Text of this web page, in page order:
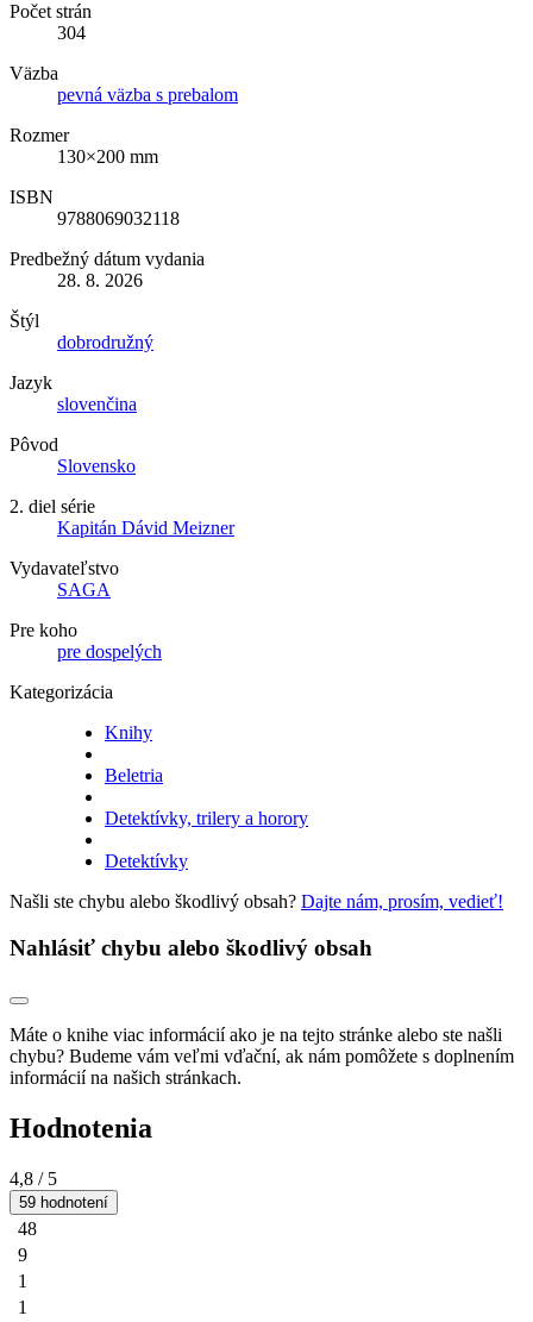
Počet strán
304
Väzba
pevná väzba s prebalom
Rozmer
130×200 mm
ISBN
9788069032118
Predbežný dátum vydania
28. 8. 2026
Štýl
dobrodružný
Jazyk
slovenčina
Pôvod
Slovensko
2. diel série
Kapitán Dávid Meizner
Vydavateľstvo
SAGA
Pre koho
pre dospelých
Kategorizácia
Knihy
Beletria
Detektívky, trilery a horory
Detektívky
Našli ste chybu alebo škodlivý obsah? Dajte nám, prosím, vedieť!
Nahlásiť chybu alebo škodlivý obsah
Máte o knihe viac informácií ako je na tejto stránke alebo ste našli
chybu? Budeme vám veľmi vďační, ak nám pomôžete s doplnením
informácií na našich stránkach.
Hodnotenia
4,8 / 5
59 hodnotení
48
9
1
1